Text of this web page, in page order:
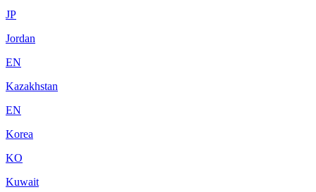
JP
Jordan
EN
Kazakhstan
EN
Korea
KO
Kuwait